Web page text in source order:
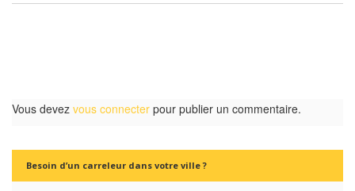
Vous devez vous connecter pour publier un commentaire.
Besoin d’un carreleur dans votre ville ?